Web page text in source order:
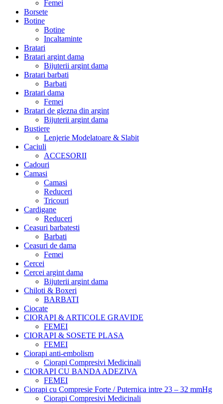
Femei
Borsete
Botine
Botine
Incaltaminte
Bratari
Bratari argint dama
Bijuterii argint dama
Bratari barbati
Barbati
Bratari dama
Femei
Bratari de glezna din argint
Bijuterii argint dama
Bustiere
Lenjerie Modelatoare & Slabit
Caciuli
ACCESORII
Cadouri
Camasi
Camasi
Reduceri
Tricouri
Cardigane
Reduceri
Ceasuri barbatesti
Barbati
Ceasuri de dama
Femei
Cercei
Cercei argint dama
Bijuterii argint dama
Chiloti & Boxeri
BARBATI
Ciocate
CIORAPI & ARTICOLE GRAVIDE
FEMEI
CIORAPI & SOSETE PLASA
FEMEI
Ciorapi anti-embolism
Ciorapi Compresivi Medicinali
CIORAPI CU BANDA ADEZIVA
FEMEI
Ciorapi cu Compresie Forte / Puternica intre 23 – 32 mmHg
Ciorapi Compresivi Medicinali